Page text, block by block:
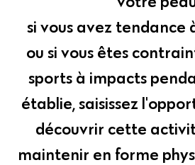
si vous avez tendance
ou si vous êtes
sports à impacts
établie, saisissez
découvrir cette
maintenir en forme